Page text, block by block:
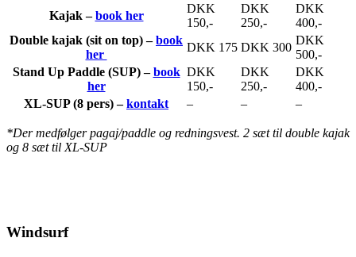
Kajak –book her
DKK
150,-
DKK
250,-
DKK
400,-
Double kajak (sit on top) –book
her
DKK 175 DKK 300
DKK
500,-
Stand Up Paddle (SUP) –book
her
DKK
150,-
DKK
250,-
DKK
400,-
XL-SUP (8 pers) –kontakt – – –
*Der medfølger pagaj/paddle og redningsvest. 2 sæt til double kajak
og 8 sæt til XL-SUP
Windsurf